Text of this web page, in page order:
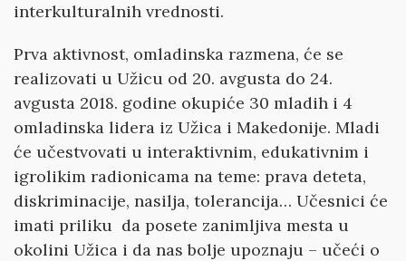
interkulturalnih vrednosti.
Prva aktivnost, omladinska razmena, će se
realizovati u Užicu od 20. avgusta do 24.
avgusta 2018. godine okupiće 30 mladih i 4
omladinska lidera iz Užica i Makedonije. Mladi
će učestvovati u interaktivnim, edukativnim i
igrolikim radionicama na teme: prava deteta,
diskriminacije, nasilja, tolerancija… Učesnici će
imati priliku da posete zanimljiva mesta u
okolini Užica i da nas bolje upoznaju – učeći o